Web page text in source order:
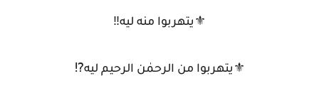
⚜يتهربوا منه ليه‼️
⚜يتهربوا من الرحمٰن الرحيم ليه⁉️